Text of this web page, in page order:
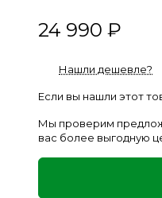
24 990 ₽
Нашли дешевле?
Если вы нашли этот
Мы проверим
вас более выгодную